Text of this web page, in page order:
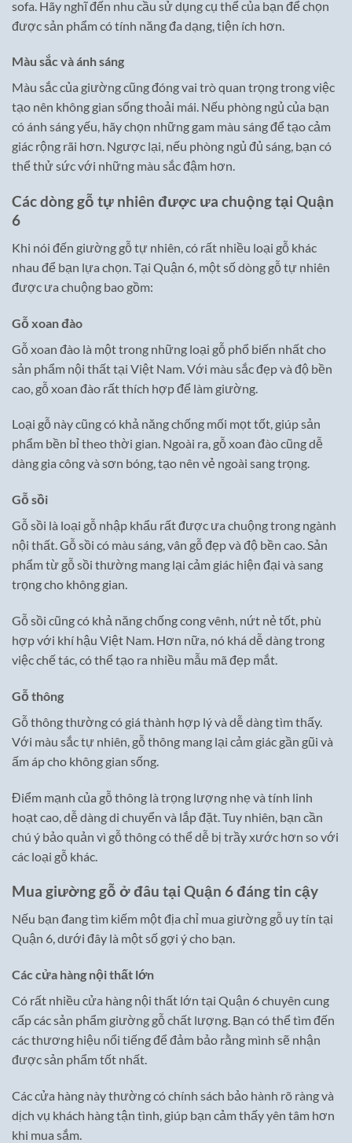
sofa. Hãy nghĩ đến nhu cầu sử dụng cụ thể của bạn để chọn
được sản phẩm có tính năng đa dạng, tiện ích hơn.
Màu sắc và ánh sáng
Màu sắc của giường cũng đóng vai trò quan trọng trong việc
tạo nên không gian sống thoải mái. Nếu phòng ngủ của bạn
có ánh sáng yếu, hãy chọn những gam màu sáng để tạo cảm
giác rộng rãi hơn. Ngược lại, nếu phòng ngủ đủ sáng, bạn có
thể thử sức với những màu sắc đậm hơn.
Các dòng gỗ tự nhiên được ưa chuộng tại Quận
6
Khi nói đến giường gỗ tự nhiên, có rất nhiều loại gỗ khác
nhau để bạn lựa chọn. Tại Quận 6, một số dòng gỗ tự nhiên
được ưa chuộng bao gồm:
Gỗ xoan đào
Gỗ xoan đào là một trong những loại gỗ phổ biến nhất cho
sản phẩm nội thất tại Việt Nam. Với màu sắc đẹp và độ bền
cao, gỗ xoan đào rất thích hợp để làm giường.
Loại gỗ này cũng có khả năng chống mối mọt tốt, giúp sản
phẩm bền bỉ theo thời gian. Ngoài ra, gỗ xoan đào cũng dễ
dàng gia công và sơn bóng, tạo nên vẻ ngoài sang trọng.
Gỗ sồi
Gỗ sồi là loại gỗ nhập khẩu rất được ưa chuộng trong ngành
nội thất. Gỗ sồi có màu sáng, vân gỗ đẹp và độ bền cao. Sản
phẩm từ gỗ sồi thường mang lại cảm giác hiện đại và sang
trọng cho không gian.
Gỗ sồi cũng có khả năng chống cong vênh, nứt nẻ tốt, phù
hợp với khí hậu Việt Nam. Hơn nữa, nó khá dễ dàng trong
việc chế tác, có thể tạo ra nhiều mẫu mã đẹp mắt.
Gỗ thông
Gỗ thông thường có giá thành hợp lý và dễ dàng tìm thấy.
Với màu sắc tự nhiên, gỗ thông mang lại cảm giác gần gũi và
ấm áp cho không gian sống.
Điểm mạnh của gỗ thông là trọng lượng nhẹ và tính linh
hoạt cao, dễ dàng di chuyển và lắp đặt. Tuy nhiên, bạn cần
chú ý bảo quản vì gỗ thông có thể dễ bị trầy xước hơn so với
các loại gỗ khác.
Mua giường gỗ ở đâu tại Quận 6 đáng tin cậy
Nếu bạn đang tìm kiếm một địa chỉ mua giường gỗ uy tín tại
Quận 6, dưới đây là một số gợi ý cho bạn.
Các cửa hàng nội thất lớn
Có rất nhiều cửa hàng nội thất lớn tại Quận 6 chuyên cung
cấp các sản phẩm giường gỗ chất lượng. Bạn có thể tìm đến
các thương hiệu nổi tiếng để đảm bảo rằng mình sẽ nhận
được sản phẩm tốt nhất.
Các cửa hàng này thường có chính sách bảo hành rõ ràng và
dịch vụ khách hàng tận tình, giúp bạn cảm thấy yên tâm hơn
khi mua sắm.